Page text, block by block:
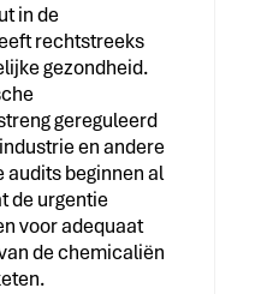
in de
rechtstreeks
gezondheid.
gereguleerd
en andere
audits beginnen al
de urgentie
voor adequaat
de chemicaliën